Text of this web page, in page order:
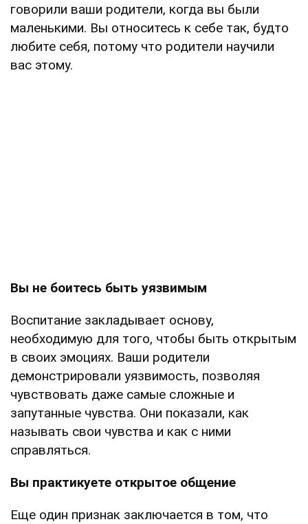
говорили ваши родители, когда вы были
маленькими. Вы относитесь к себе так, будто
любите себя, потому что родители научили
вас этому.
Вы не боитесь быть уязвимым
Воспитание закладывает основу,
необходимую для того, чтобы быть открытым
в своих эмоциях. Ваши родители
демонстрировали уязвимость, позволяя
чувствовать даже самые сложные и
запутанные чувства. Они показали, как
называть свои чувства и как с ними
справляться.
Вы практикуете открытое общение
Еще один признак заключается в том, что